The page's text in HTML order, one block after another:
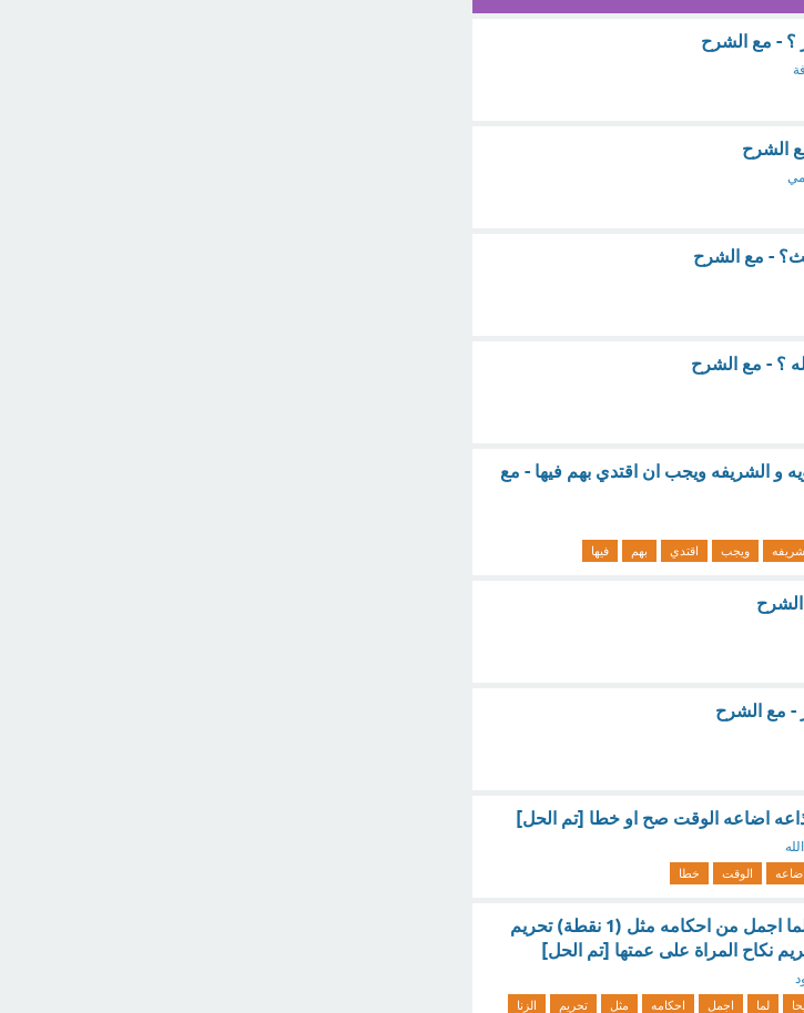
؟ - مع الشرح
الشرح
- مع الشرح
؟ - مع الشرح
و الشريفه ويجب ان اقتدي بهم فيها - مع
ويجب اقتدي بهم فيها
الشرح
- مع الشرح
اذاعه اضاعه الوقت صح او خطا [تم الحل]
اضاعه الوقت خطا
تأتي السنه النبوية بيانا للقران الكريم وتوضيحا لما اجمل من احكامه مثل (1 نقطة) تحريم
نكاح المراة على عمتها [تم الحل]
لما اجمل احكامه مثل تحريم الزنا